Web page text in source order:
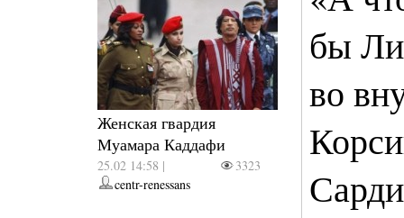
Женская гвардия
Муамара Каддафи
25.02 14:58 |
3323
centr-renessans
бы
во